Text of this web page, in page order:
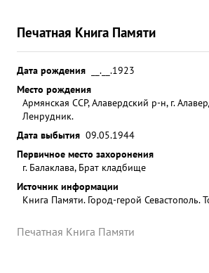
Печатная Книга Памяти
Дата рождения
__.__.1923
Место рождения
Армянская ССР, Алавердский р-н, г.
Ленрудник.
Дата выбытия 09.05.1944
Первичное место захоронения
г. Балаклава, Брат кладбище
Источник информации
Книга Памяти. Город-герой Севастополь.
Печатная Книга Памяти